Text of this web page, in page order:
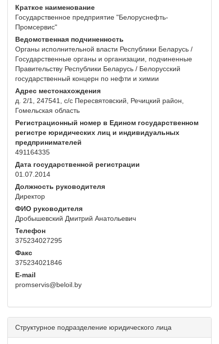
Краткое наименование
Государственное предприятие "Белоруснефть-
Промсервис"
Ведомственная подчиненность
Органы исполнительной власти Республики Беларусь /
Государственные органы и организации, подчиненные
Правительству Республики Беларусь / Белорусский
государственный концерн по нефти и химии
Адрес местонахождения
д. 2/1, 247541, с/с Пересвятовский, Речицкий район,
Гомельская область
Регистрационный номер в Едином государственном
регистре юридических лиц и индивидуальных
предпринимателей
491164335
Дата государственной регистрации
01.07.2014
Должность руководителя
Директор
ФИО руководителя
Дробышевский Дмитрий Анатольевич
Телефон
375234027295
Факс
375234021846
E-mail
promservis@beloil.by
Структурное подразделение юридического лица